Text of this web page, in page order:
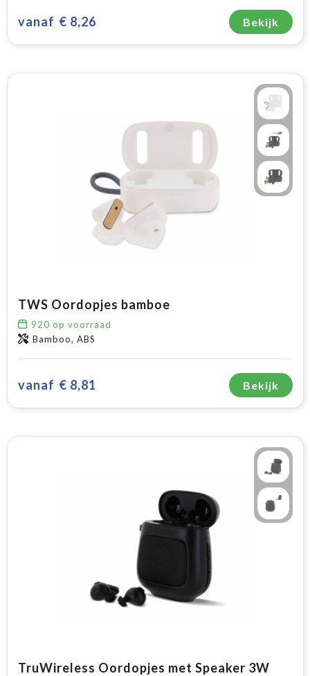
vanaf € 8,26 Bekijk
TWS Oordopjes bamboe
920 op voorraad
Bamboo, ABS
vanaf € 8,81 Bekijk
TruWireless Oordopjes met Speaker 3W